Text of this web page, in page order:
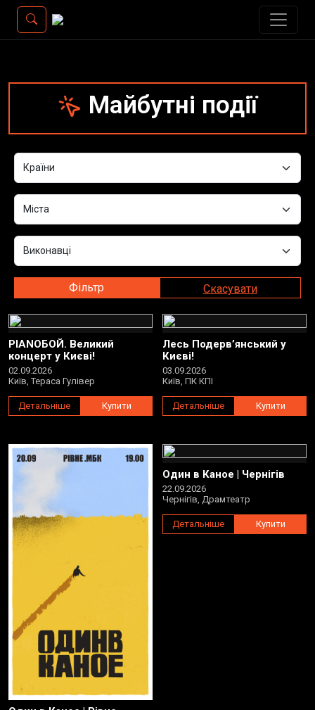
Майбутні події
Фільтр Скасувати
PIANOБОЙ. Великий
концерт у Києві!
02.09.2026
Київ, Тераса Гулівер
Детальніше Купити
Лесь Подерв’янський у
Києві!
03.09.2026
Київ, ПК КПІ
Детальніше Купити
Один в Каное | Чернігів
22.09.2026
Чернігів, Драмтеатр
Детальніше Купити